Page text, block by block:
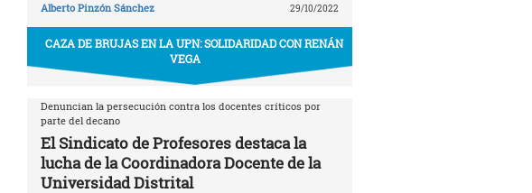
Alberto Pinzón Sánchez 29/10/2022
CAZA DE BRUJAS EN LA UPN: SOLIDARIDAD CON RENÁN
VEGA
Denuncian la persecución contra los docentes críticos por
parte del decano
El Sindicato de Profesores destaca la
lucha de la Coordinadora Docente de la
Universidad Distrital